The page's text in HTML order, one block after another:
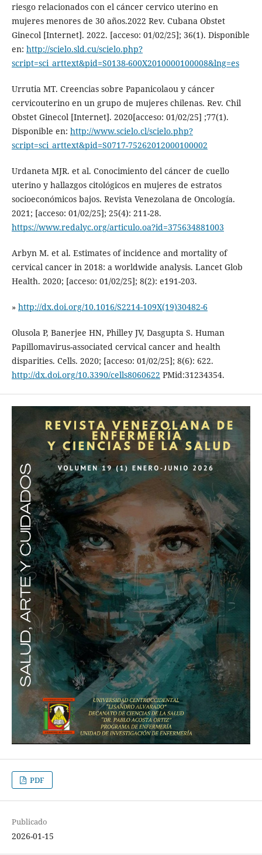
riesgo relacionados con el cáncer cervico uterino en
mujeres menores de 30 años.2022 Rev. Cubana Obstet
Ginecol [Internet]. 2022. [acceso: 01/02/25]; 36(1). Disponible
en: http://scielo.sld.cu/scielo.php?
script=sci_arttext&pid=S0138-600X2010000100008&lng=es
Urrutia MT. Creencias sobre Papanicolaou y cáncer
cervicouterino en un grupo de mujeres chilenas. Rev. Chil
Obstet Ginecol [Internet]. 2020[acceso: 01/02/25] ;77(1).
Disponible en: http://www.scielo.cl/scielo.php?
script=sci_arttext&pid=S0717-75262012000100002
Urdaneta MJR. et al. Conocimiento del cáncer de cuello
uterino y hallazgos citológicos en mujeres de estratos
socioeconómicos bajos. Revista Venezolana de Oncología.
2021; [acceso: 01/02/25]; 25(4): 211-28.
https://www.redalyc.org/articulo.oa?id=375634881003
Arbyn M. et al. Estimates of incidence and mortality of
cervical cancer in 2018: a worldwide analysis. Lancet Glob
Health. 2020; [acceso: 01/02/25]; 8(2): e191-203.
» http://dx.doi.org/10.1016/S2214-109X(19)30482-6
Olusola P, Banerjee HN, Philley JV, Dasgupta S. Human
Papillomavirus-associated cervical cancer and health
disparities. Cells. 2020; [acceso: 01/02/25]; 8(6): 622.
http://dx.doi.org/10.3390/cells8060622 PMid:31234354.
PDF
Publicado
2026-01-15